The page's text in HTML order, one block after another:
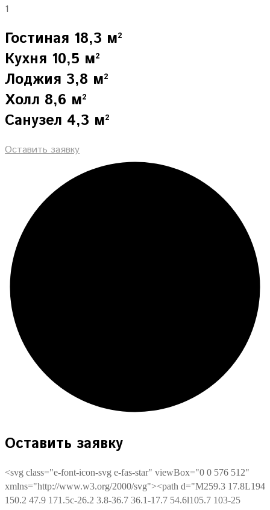
1
Гостиная 18,3 м²
Кухня 10,5 м²
Лоджия 3,8 м²
Холл 8,6 м²
Санузел 4,3 м²
Оставить заявку
Оставить заявку